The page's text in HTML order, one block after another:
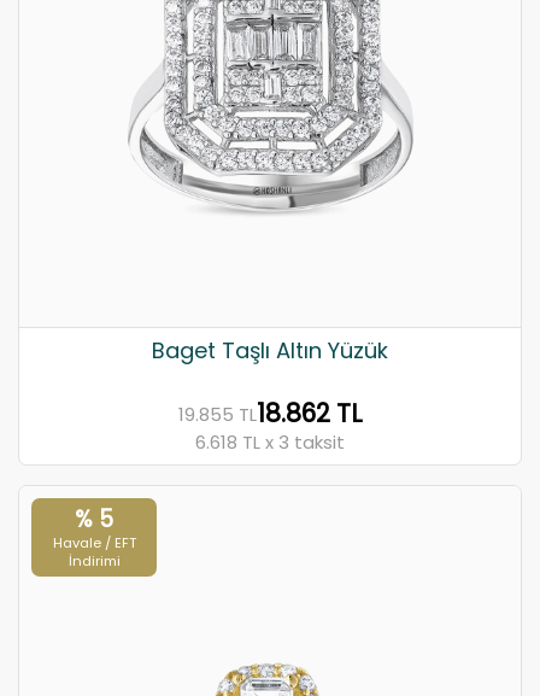
Baget Taşlı Altın Yüzük
19.855 TL18.862 TL
6.618 TL x 3 taksit
% 5
Havale / EFT
İndirimi